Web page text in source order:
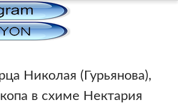
Николая (Гурьянова),
в схиме Нектария